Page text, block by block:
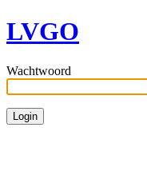
LVGO
Wachtwoord